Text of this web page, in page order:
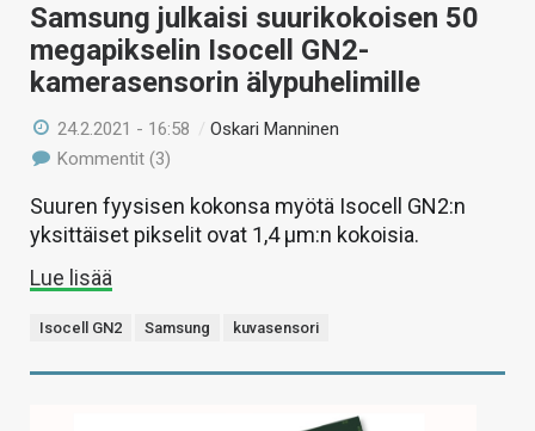
Samsung julkaisi suurikokoisen 50
megapikselin Isocell GN2-
kamerasensorin älypuhelimille
24.2.2021 - 16:58 /Oskari Manninen
Kommentit (3)
Suuren fyysisen kokonsa myötä Isocell GN2:n
yksittäiset pikselit ovat 1,4 μm:n kokoisia.
Lue lisää
Isocell GN2 Samsung kuvasensori